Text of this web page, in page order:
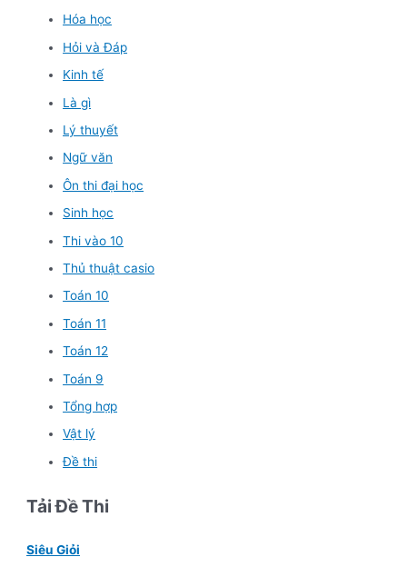
Hóa học
Hỏi và Đáp
Kinh tế
Là gì
Lý thuyết
Ngữ văn
Ôn thi đại học
Sinh học
Thi vào 10
Thủ thuật casio
Toán 10
Toán 11
Toán 12
Toán 9
Tổng hợp
Vật lý
Đề thi
Tải Đề Thi
Siêu Giỏi